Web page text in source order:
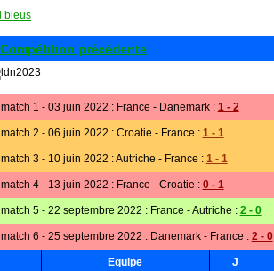
match 1 - 03 juin 2022 : France - Danemark : 1 - 2
match 2 - 06 juin 2022 : Croatie - France : 1 - 1
match 3 - 10 juin 2022 : Autriche - France : 1 - 1
match 4 - 13 juin 2022 : France - Croatie : 0 - 1
match 5 - 22 septembre 2022 : France - Autriche : 2 - 0
match 6 - 25 septembre 2022 : Danemark - France : 2 - 0
Equipe J